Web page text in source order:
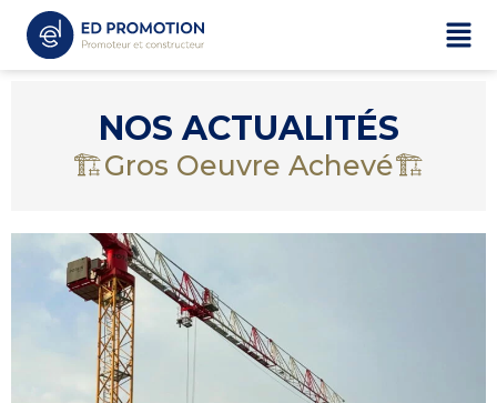
NOS ACTUALITÉS
🏗️Gros Oeuvre Achevé🏗️